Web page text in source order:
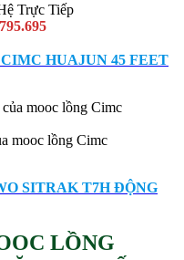
Trực Tiếp
HUAJUN 45 FEET
mooc lồng Cimc
SITRAK T7H ĐỘNG
LỒNG